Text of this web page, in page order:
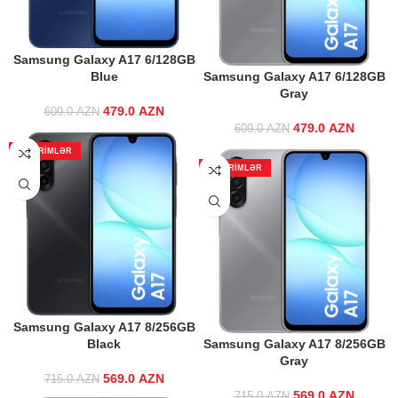
Samsung Galaxy A17 6/128GB
Blue
609.0AZN
Original price
479.0 AZN
479.0 AZN.
Samsung Galaxy A17 6/128GB
Gray
609.0AZN
Original price
479.0 AZN
479.0
ENDIRIMLƏR
Samsung Galaxy A17 8/256GB
Black
715.0AZN
Original price
569.0 AZN
ENDIRIMLƏR
Samsung Galaxy A17 8/256GB
Gray